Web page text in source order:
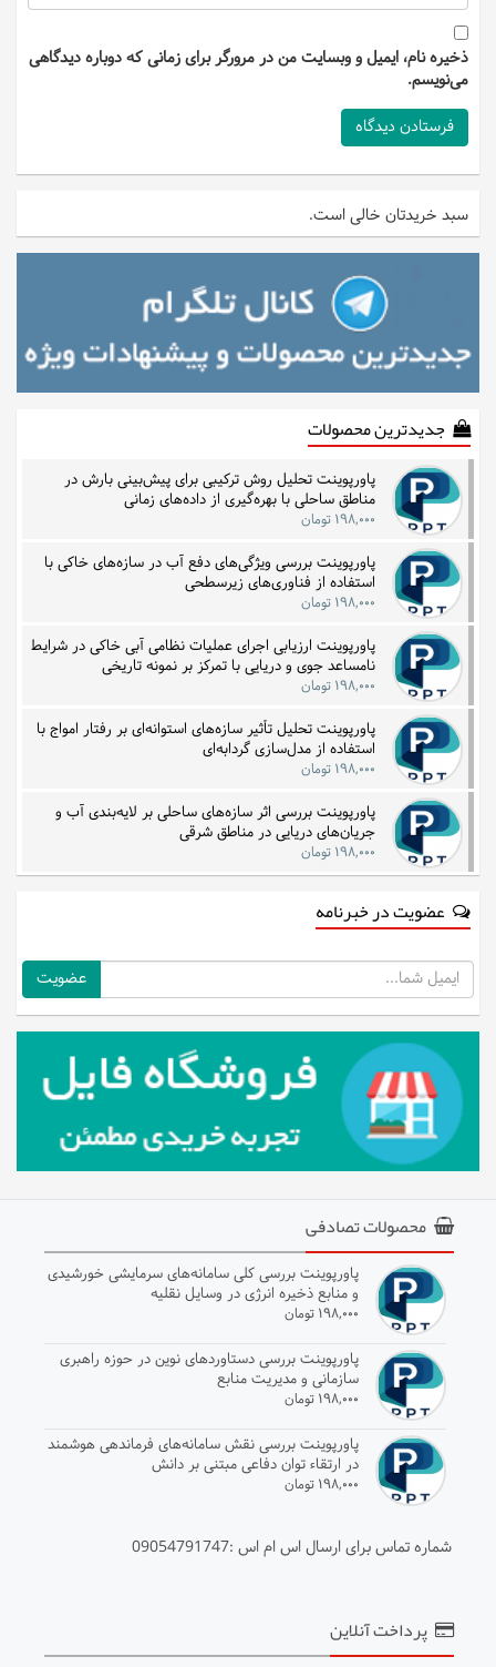
ذخیره نام، ایمیل و وبسایت من در مرورگر برای زمانی که دوباره دیدگاهی
می‌نویسم.
سبد خریدتان خالی است.
جدیدترین محصولات
پاورپوینت تحلیل روش ترکیبی برای پیش‌بینی بارش در
مناطق ساحلی با بهره‌گیری از داده‌های زمانی
۱۹۸,۰۰۰ تومان
پاورپوینت بررسی ویژگی‌های دفع آب در سازه‌های خاکی با
استفاده از فناوری‌های زیرسطحی
۱۹۸,۰۰۰ تومان
پاورپوینت ارزیابی اجرای عملیات نظامی آبی خاکی در شرایط
نامساعد جوی و دریایی با تمرکز بر نمونه تاریخی
۱۹۸,۰۰۰ تومان
پاورپوینت تحلیل تأثیر سازه‌های استوانه‌ای بر رفتار امواج با
استفاده از مدل‌سازی گردابه‌ای
۱۹۸,۰۰۰ تومان
پاورپوینت بررسی اثر سازه‌های ساحلی بر لایه‌بندی آب و
جریان‌های دریایی در مناطق شرقی
۱۹۸,۰۰۰ تومان
عضویت در خبرنامه
ایمیل
محصولات تصادفی
پاورپوینت بررسی کلی سامانه‌های سرمایشی خورشیدی
و منابع ذخیره انرژی در وسایل نقلیه
۱۹۸,۰۰۰ تومان
پاورپوینت بررسی دستاوردهای نوین در حوزه راهبری
سازمانی و مدیریت منابع
۱۹۸,۰۰۰ تومان
پاورپوینت بررسی نقش سامانه‌های فرماندهی هوشمند
در ارتقاء توان دفاعی مبتنی بر دانش
۱۹۸,۰۰۰ تومان
شماره تماس برای ارسال اس ام اس :09054791747
پرداخت آنلاین